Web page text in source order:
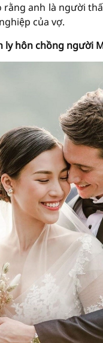
rằng anh là người
của vợ.
ly hôn chồng người